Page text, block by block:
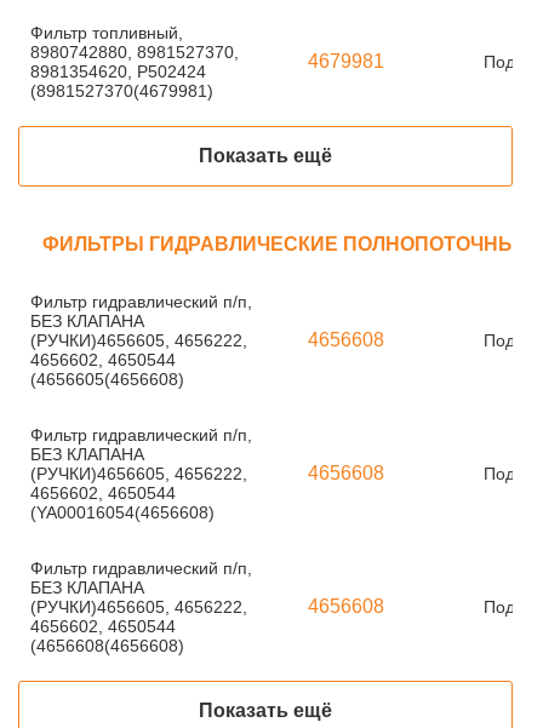
Фильтр топливный,
8980742880, 8981527370,
8981354620, P502424
(8981527370(4679981)
4679981 Под
Показать ещё
ФИЛЬТРЫ ГИДРАВЛИЧЕСКИЕ ПОЛНОПОТОЧНЫЕ
Фильтр гидравлический п/п,
БЕЗ КЛАПАНА
(РУЧКИ)4656605, 4656222,
4656602, 4650544
(4656605(4656608)
4656608 Под
Фильтр гидравлический п/п,
БЕЗ КЛАПАНА
(РУЧКИ)4656605, 4656222,
4656602, 4650544
(YA00016054(4656608)
4656608 Под
Фильтр гидравлический п/п,
БЕЗ КЛАПАНА
(РУЧКИ)4656605, 4656222,
4656602, 4650544
(4656608(4656608)
4656608 Под
Показать ещё